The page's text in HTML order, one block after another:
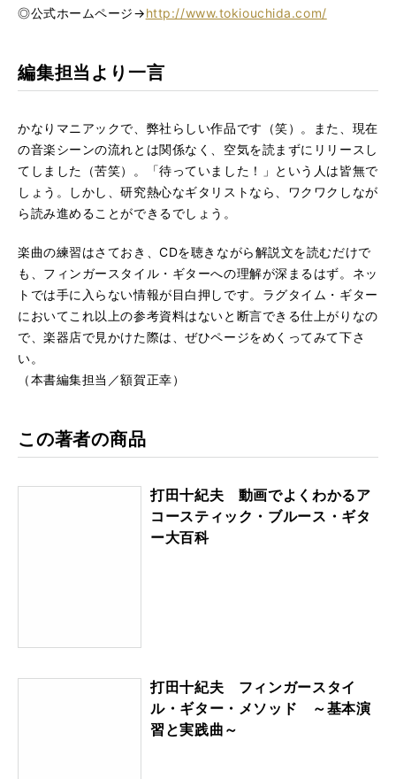
◎公式ホームページ→http://www.tokiouchida.com/
編集担当より一言
かなりマニアックで、弊社らしい作品です（笑）。また、現在
の音楽シーンの流れとは関係なく、空気を読まずにリリースし
てしました（苦笑）。「待っていました！」という人は皆無で
しょう。しかし、研究熱心なギタリストなら、ワクワクしなが
ら読み進めることができるでしょう。
楽曲の練習はさておき、CDを聴きながら解説文を読むだけで
も、フィンガースタイル・ギターへの理解が深まるはず。ネッ
トでは手に入らない情報が目白押しです。ラグタイム・ギター
においてこれ以上の参考資料はないと断言できる仕上がりなの
で、楽器店で見かけた際は、ぜひページをめくってみて下さ
い。
（本書編集担当／額賀正幸）
この著者の商品
打田十紀夫 動画でよくわかるア
コースティック・ブルース・ギタ
ー大百科
打田十紀夫 フィンガースタイ
ル・ギター・メソッド ～基本演
習と実践曲～